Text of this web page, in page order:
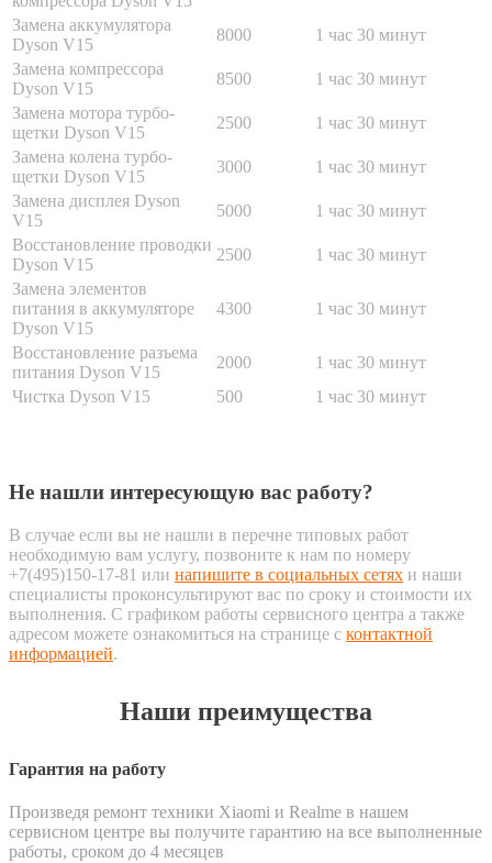
Замена аккумулятора
Dyson V15
8000
1 час 30 минут
Замена компрессора
Dyson V15
8500
1 час 30 минут
Замена мотора турбо-
щетки Dyson V15
2500
1 час 30 минут
Замена колена турбо-
щетки Dyson V15
3000
1 час 30 минут
Замена дисплея Dyson
V15
5000
1 час 30 минут
Восстановление проводки
Dyson V15
2500
1 час 30 минут
Замена элементов
питания в аккумуляторе
Dyson V15
4300 1 час 30 минут
Восстановление разъема
питания Dyson V15
2000
1 час 30 минут
Чистка Dyson V15
500 1 час 30 минут
Не нашли интересующую вас работу?
В случае если вы не нашли в перечне типовых работ
необходимую вам услугу, позвоните к нам по номеру
+7(495)150-17-81 или напишите в социальных сетях и наши
специалисты проконсультируют вас по сроку и стоимости их
выполнения. С графиком работы сервисного центра а также
адресом можете ознакомиться на странице с контактной
информацией.
Наши преимущества
Гарантия на работу
Произведя ремонт техники Xiaomi и Realme в нашем
сервисном центре вы получите гарантию на все выполненные
работы, сроком до 4 месяцев